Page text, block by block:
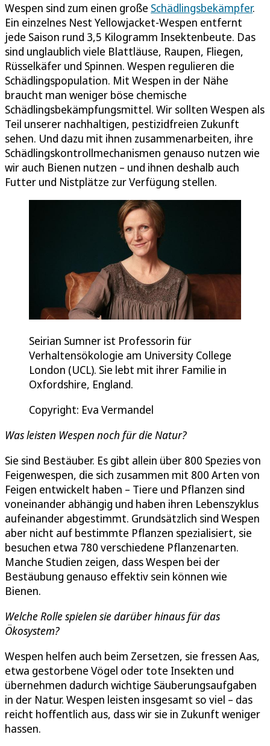
Wespen sind zum einen große Schädlingsbekämpfer.
Ein einzelnes Nest Yellowjacket-Wespen entfernt
jede Saison rund 3,5 Kilogramm Insektenbeute. Das
sind unglaublich viele Blattläuse, Raupen, Fliegen,
Rüsselkäfer und Spinnen. Wespen regulieren die
Schädlingspopulation. Mit Wespen in der Nähe
braucht man weniger böse chemische
Schädlingsbekämpfungsmittel. Wir sollten Wespen als
Teil unserer nachhaltigen, pestizidfreien Zukunft
sehen. Und dazu mit ihnen zusammenarbeiten, ihre
Schädlingskontrollmechanismen genauso nutzen wie
wir auch Bienen nutzen – und ihnen deshalb auch
Futter und Nistplätze zur Verfügung stellen.
Seirian Sumner ist Professorin für
Verhaltensökologie am University College
London (UCL). Sie lebt mit ihrer Familie in
Oxfordshire, England.
Copyright: Eva Vermandel
Was leisten Wespen noch für die Natur?
Sie sind Bestäuber. Es gibt allein über 800 Spezies von
Feigenwespen, die sich zusammen mit 800 Arten von
Feigen entwickelt haben – Tiere und Pflanzen sind
voneinander abhängig und haben ihren Lebenszyklus
aufeinander abgestimmt. Grundsätzlich sind Wespen
aber nicht auf bestimmte Pflanzen spezialisiert, sie
besuchen etwa 780 verschiedene Pflanzenarten.
Manche Studien zeigen, dass Wespen bei der
Bestäubung genauso effektiv sein können wie
Bienen.
Welche Rolle spielen sie darüber hinaus für das
Ökosystem?
Wespen helfen auch beim Zersetzen, sie fressen Aas,
etwa gestorbene Vögel oder tote Insekten und
übernehmen dadurch wichtige Säuberungsaufgaben
in der Natur. Wespen leisten insgesamt so viel – das
reicht hoffentlich aus, dass wir sie in Zukunft weniger
hassen.